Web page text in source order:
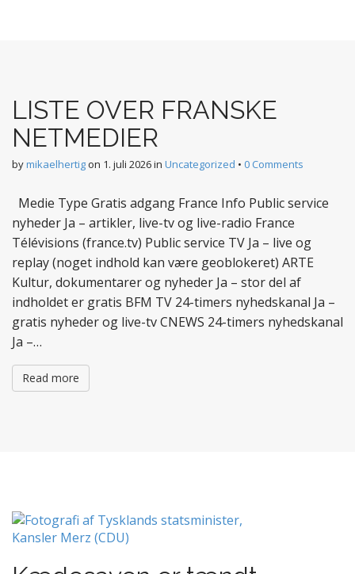
LISTE OVER FRANSKE
NETMEDIER
bymikaelhertigon 1. juli 2026in Uncategorized • 0 Comments
Medie Type Gratis adgang France Info Public service
nyheder Ja – artikler, live-tv og live-radio France
Télévisions (france.tv) Public service TV Ja – live og
replay (noget indhold kan være geoblokeret) ARTE
Kultur, dokumentarer og nyheder Ja – stor del af
indholdet er gratis BFM TV 24-timers nyhedskanal Ja –
gratis nyheder og live-tv CNEWS 24-timers nyhedskanal
Ja –…
Read more